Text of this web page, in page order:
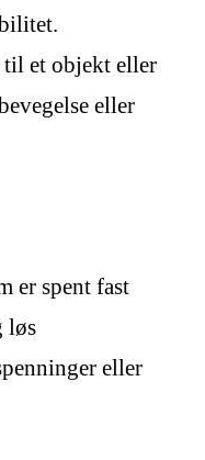
til et objekt eller
eller
er spent fast
løs
eller